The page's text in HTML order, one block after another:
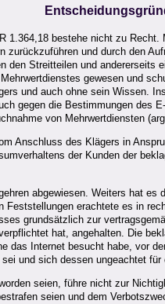
1.364,18 bestehe nicht zu
und durch den
Streitteilen und
gewesen und
und auch ohne sein Wissen.
gegen die Bestimmungen des
von Mehrwertdiensten
Anschluss des Klägers in
der Kunden der
abgewiesen. Weiters hat
erachtete es in
grundsätzlich zur
hat, angehalten. Die
Internet besucht habe, vor
und sich dessen ungeachtet für
seien, führe nicht zur
seien und dem